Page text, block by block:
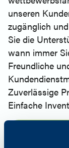
unseren
zugänglich
Sie die
wann immer
Freundliche
Zuverlässige
Einfache